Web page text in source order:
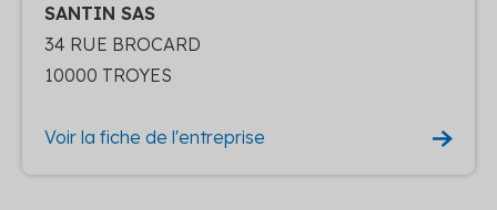
SANTIN SAS
34 RUE BROCARD
10000 TROYES
Voir la fiche de l'entreprise